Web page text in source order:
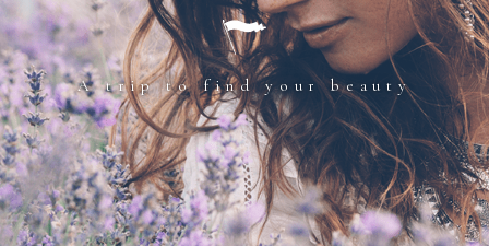
A trip to find your beauty